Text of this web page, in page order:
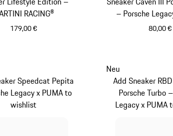
RACING®
179,00 €
– Porsche
80,00 €
Speedcat Pepita
Legacy x PUMA to
wishlist
Neu
Add Sneaker
Porsche Turbo
Legacy x PUMA